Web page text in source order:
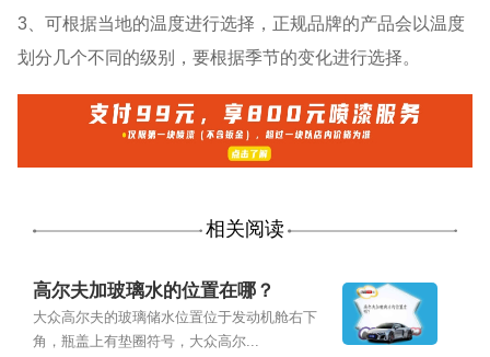
3、可根据当地的温度进行选择，正规品牌的产品会以温度
划分几个不同的级别，要根据季节的变化进行选择。
相关阅读
高尔夫加玻璃水的位置在哪？
大众高尔夫的玻璃储水位置位于发动机舱右下
角，瓶盖上有垫圈符号，大众高尔...